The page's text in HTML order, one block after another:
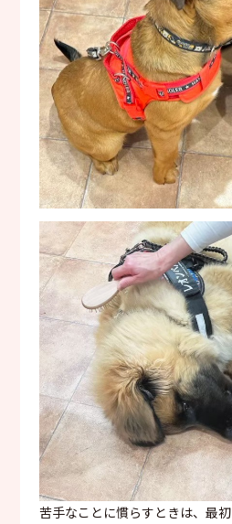
苦手なことに慣らすときは、最